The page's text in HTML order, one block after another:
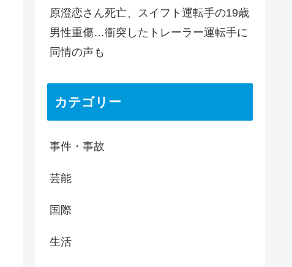
原澄恋さん死亡、スイフト運転手の19歳
男性重傷…衝突したトレーラー運転手に
同情の声も
カテゴリー
事件・事故
芸能
国際
生活